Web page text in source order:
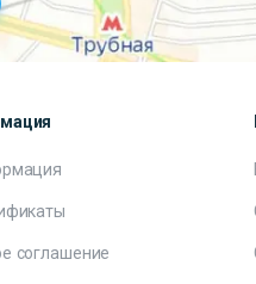
соглашение